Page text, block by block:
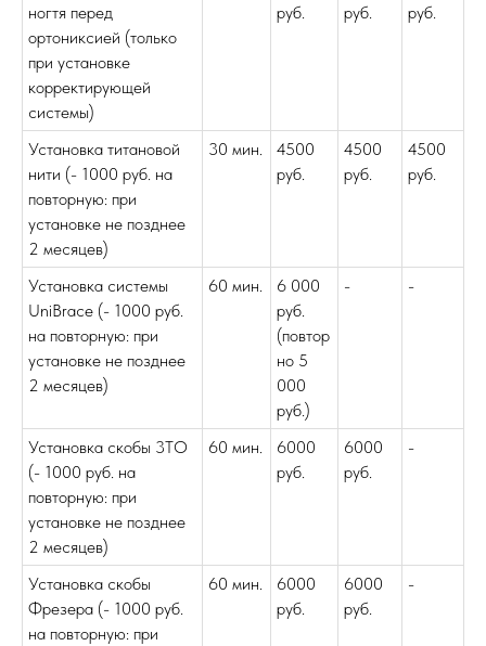
ногтя перед
ортониксией (только
при установке
корректирующей
системы)
руб.
руб.
руб.
Установка титановой
нити (- 1000 руб. на
повторную: при
установке не позднее
2 месяцев)
30 мин.
4500
руб.
4500
руб.
4500
руб.
Установка системы
UniBrace (- 1000 руб.
на повторную: при
установке не позднее
2 месяцев)
60 мин.
6 000
руб.
(повтор
но 5
000
руб.)
- -
Установка скобы 3ТО
(- 1000 руб. на
повторную: при
установке не позднее
2 месяцев)
60 мин.
6000
руб.
6000
руб.
-
Установка скобы
Фрезера (- 1000 руб.
на повторную: при
60 мин.
6000
руб.
6000
руб.
-